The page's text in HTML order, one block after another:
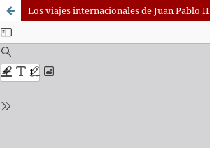
Los viajes internacionales de Juan Pablo II